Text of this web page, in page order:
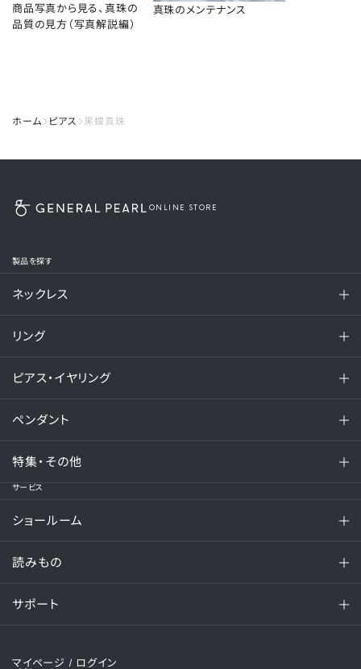
商品写真から見る、真珠の
品質の見方（写真解説編）
真珠のメンテナンス
ホーム ピアス 黒蝶真珠
ONLINE STORE
製品を探す
ネックレス
リング
ピアス・イヤリング
ペンダント
特集・その他
サービス
ショールーム
読みもの
サポート
マイページ / ログイン